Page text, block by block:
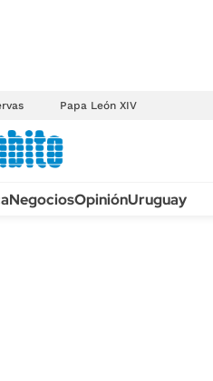
Papa León XIV
NegociosOpiniónUruguay